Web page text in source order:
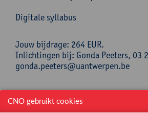
Digitale syllabus
Jouw bijdrage: 264 EUR.
Inlichtingen bij: Gonda Peeters, 03
gonda.peeters@uantwerpen.be
Mee te brengen door
CNO gebruikt cookies